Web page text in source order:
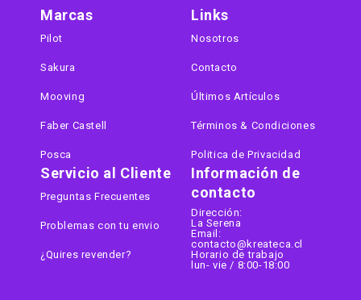
Información de
contacto
Dirección:
La Serena
Email:
contacto@kreateca.cl
Horario de trabajo
lun- vie / 8:00-18:00
Marcas
Pilot
Sakura
Mooving
Faber Castell
Posca
Links
Nosotros
Contacto
Últimos Artículos
Términos & Condiciones
Politica de Privacidad
Servicio al Cliente
Preguntas Frecuentes
Problemas con tu envio
¿Quires revender?